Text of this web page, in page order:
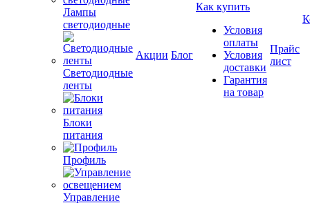
Лампы
светодиодные
Светодиодные
ленты
Блоки
питания
Профиль
Управление
Акции Блог
Как купить
Условия
оплаты
Условия
доставки
Гарантия
на товар
Прайс
лист